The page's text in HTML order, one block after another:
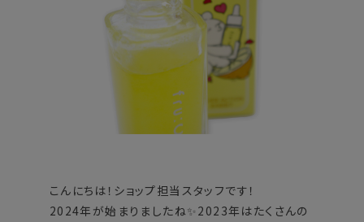
こんにちは！ショップ担当スタッフです！
2024年が始まりましたね✨2023年はたくさんの